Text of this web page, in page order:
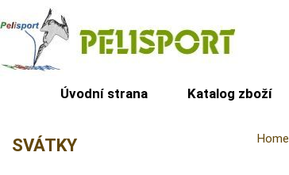
Úvodní strana Katalog zboží
Home
SVÁTKY